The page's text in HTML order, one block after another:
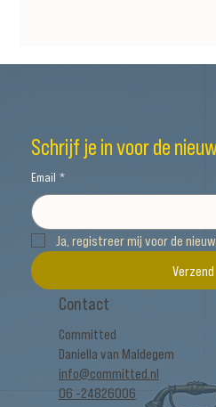
Contact
Committed
Daniella van Maldegem
info@committed.nl
06 -24826006
Schrijf je in voor de
Email *
Ja, registreer mij voor de
Verzend